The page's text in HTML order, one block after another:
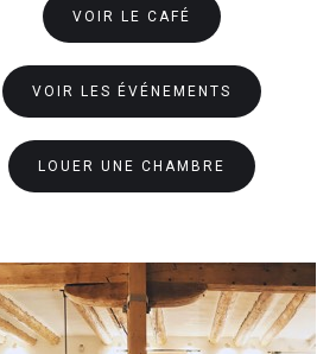
VOIR LE CAFÉ
VOIR LES ÉVÉNEMENTS
LOUER UNE CHAMBRE